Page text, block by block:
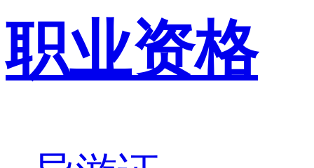
职业资格